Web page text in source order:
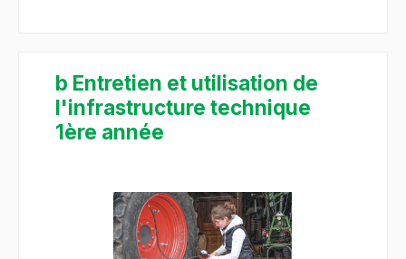
b Entretien et utilisation de
l'infrastructure technique
1ère année
Salta la galleria di immagini